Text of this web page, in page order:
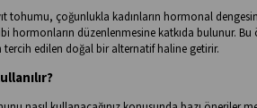
tohumu, çoğunlukla kadınların hormonal
hormonların düzenlenmesine katkıda bulunur.
edilen doğal bir alternatif haline getirir.